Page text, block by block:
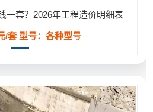
一套？2026年工程造价明细表
/套型号：各种型号